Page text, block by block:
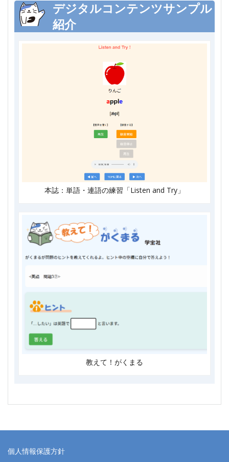
デジタルコンテンツサンプル
紹介
本誌：単語・連語の練習「Listen and Try」
教えて！がくまる
個人情報保護方針